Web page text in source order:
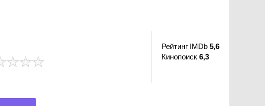
Рейтинг IMDb 5,6
Кинопоиск 6,3